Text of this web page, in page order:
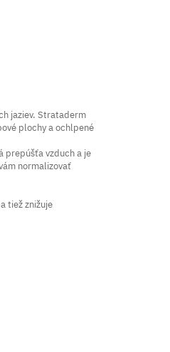
jaziev. Strataderm
plochy a ochlpené
prepúšťa vzduch a je
normalizovať
tiež znižuje